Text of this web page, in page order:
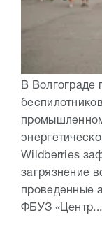
В Волгограде
Wildberries
загрязнение
проведенные
ФБУЗ «Центр...